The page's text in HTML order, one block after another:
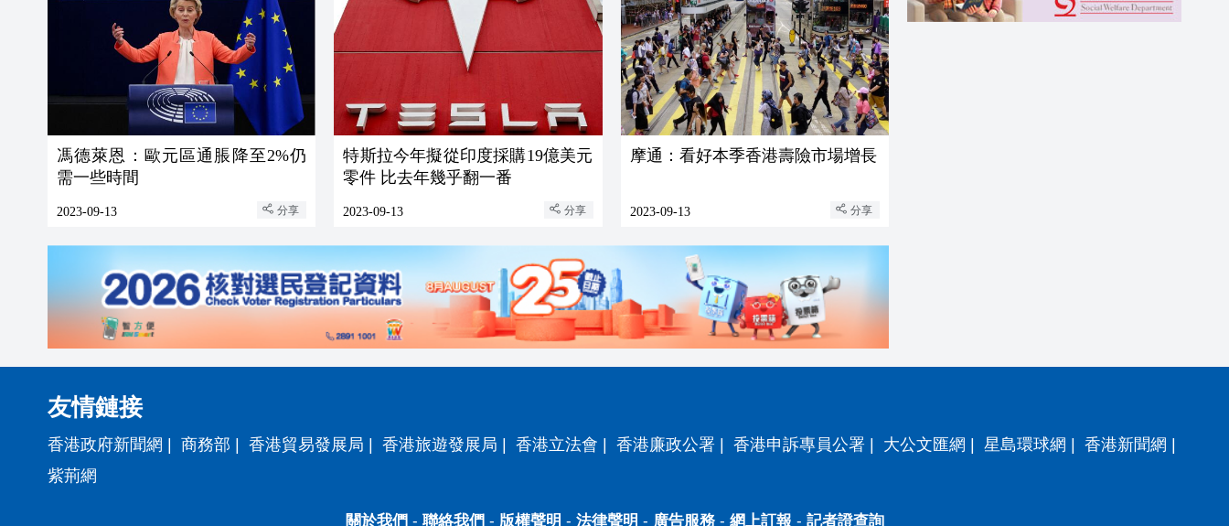
馮德萊恩：歐元區通脹降至2%仍
需一些時間
2023-09-13 分享
特斯拉今年擬從印度採購19億美元
零件 比去年幾乎翻一番
2023-09-13 分享
摩通：看好本季香港壽險市場增長
2023-09-13 分享
友情鏈接
香港政府新聞網 商務部 香港貿易發展局 香港旅遊發展局 香港立法會 香港廉政公署 香港申訴專員公署 大公文匯網 星島環球網 香港新聞網
紫荊網
關於我們 - 聯絡我們 - 版權聲明 - 法律聲明 - 廣告服務- 網上訂報 - 記者證查詢